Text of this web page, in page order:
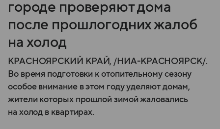
городе проверяют дома
после прошлогодних жалоб
на холод
КРАСНОЯРСКИЙ КРАЙ, /НИА-КРАСНОЯРСК/.
Во время подготовки к отопительному сезону
особое внимание в этом году уделяют домам,
жители которых прошлой зимой жаловались
на холод в квартирах.